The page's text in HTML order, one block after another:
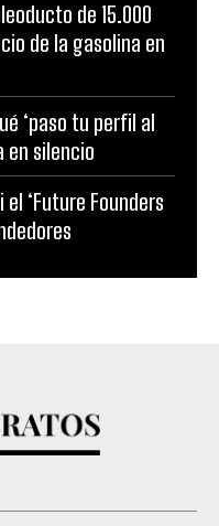
de 15.000
de la gasolina en
‘paso tu perfil al
en silencio
el ‘Future Founders